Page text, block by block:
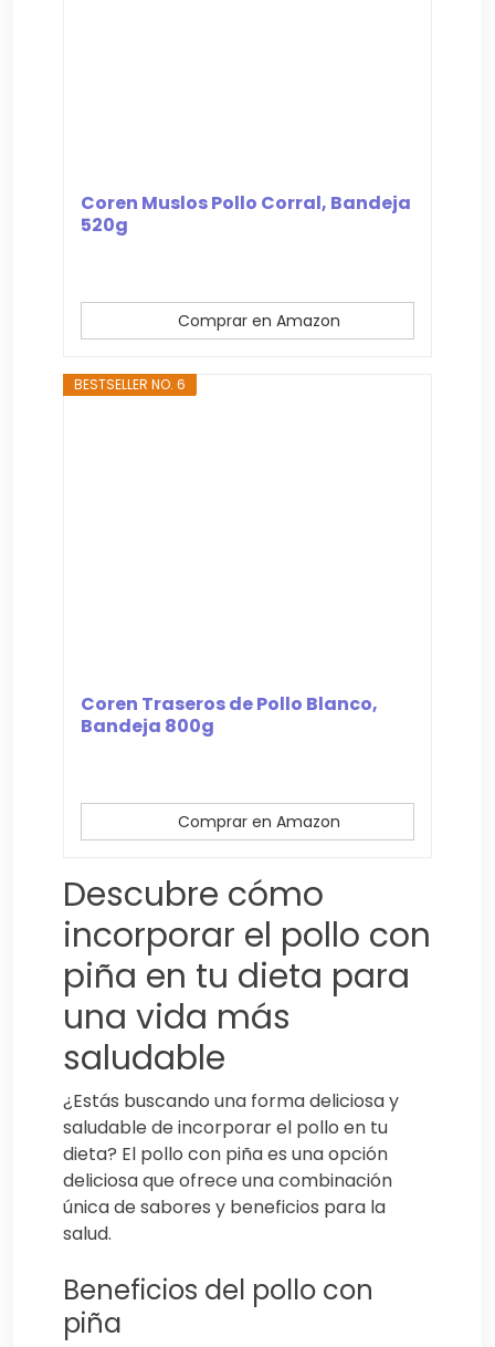
Coren Muslos Pollo Corral, Bandeja
520g
Comprar en Amazon
BESTSELLER NO. 6
Coren Traseros de Pollo Blanco,
Bandeja 800g
Comprar en Amazon
Descubre cómo
incorporar el pollo con
piña en tu dieta para
una vida más
saludable
¿Estás buscando una forma deliciosa y
saludable de incorporar el pollo en tu
dieta? El pollo con piña es una opción
deliciosa que ofrece una combinación
única de sabores y beneficios para la
salud.
Beneficios del pollo con
piña